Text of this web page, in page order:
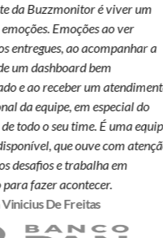
da Buzzmonitor é viver um
Emoções ao ver
ao acompanhar a
dashboard bem
e ao receber um atendimento
da equipe, em especial do
todo o seu time. É uma equipe
que ouve com atenção,
desafios e trabalha em
fazer acontecer.
De Freitas